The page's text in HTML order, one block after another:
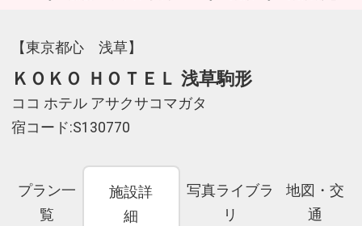
【東京都心 浅草】
ＫＯＫＯ ＨＯＴＥＬ 浅草駒形
ココ ホテル アサクサコマガタ
宿コード:S130770
プラン一
覧
施設詳
細
写真ライブラ
リ
地図・交
通